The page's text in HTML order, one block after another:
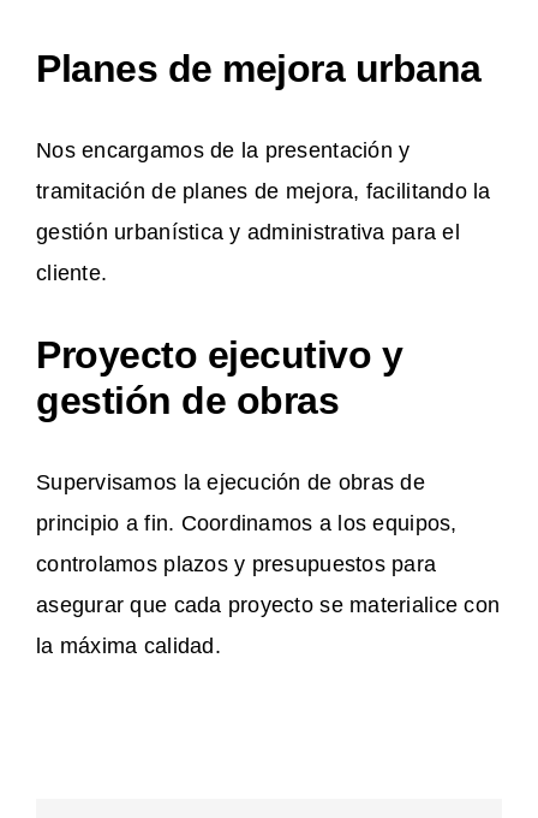
Planes de mejora urbana
Nos encargamos de la presentación y
tramitación de planes de mejora, facilitando la
gestión urbanística y administrativa para el
cliente.
Proyecto ejecutivo y
gestión de obras
Supervisamos la ejecución de obras de
principio a fin. Coordinamos a los equipos,
controlamos plazos y presupuestos para
asegurar que cada proyecto se materialice con
la máxima calidad.